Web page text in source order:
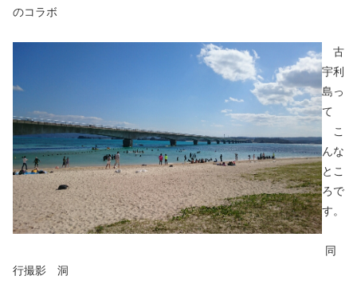
のコラボ
古
宇利
島っ
て
こ
んな
とこ
ろで
す。
同
行撮影 洞